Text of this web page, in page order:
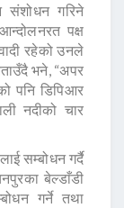
संशोधन गरिने
पक्ष
रहेको उनले
भने, “अपर
पनि डिपिआर
नदीको चार
सम्बोधन गर्दै
बेल्डाँडी
गर्ने तथा